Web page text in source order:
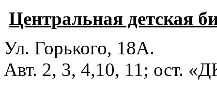
Центральная детская
Ул. Горького, 18А.
Авт. 2, 3, 4,10, 11; ост.